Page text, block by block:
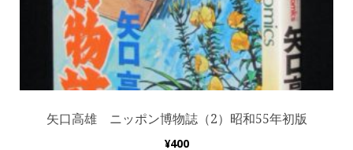
矢口高雄 ニッポン博物誌（2）昭和55年初版
¥400